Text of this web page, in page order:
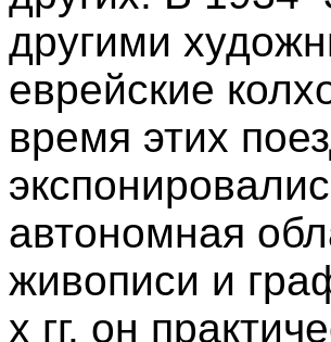
другими
еврейские
время этих
автономная
живописи и
х гг. он